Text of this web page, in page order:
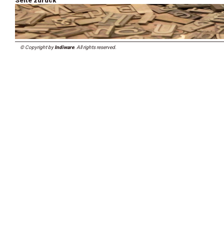
© Copyright byIndiware. All rights reserved.